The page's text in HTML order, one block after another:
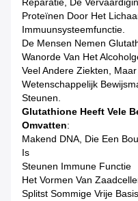
Reparatie, De
Proteïnen Door Het
Immuunsysteemfunctie.
De Mensen Nemen
Wanorde Van Het
Veel Andere Ziekten,
Wetenschappelijk
Steunen.
Glutathione Heeft Vele
Omvatten:
Makend DNA, Die Een
Is
Steunen Immune Functie
Het Vormen Van
Splitst Sommige Vrije